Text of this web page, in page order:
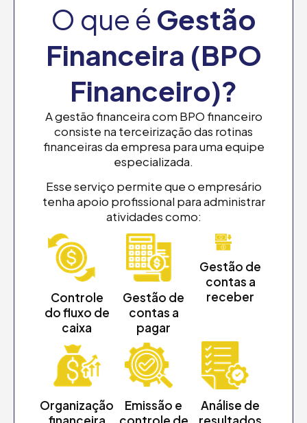
O que é Gestão
Financeira (BPO
Financeiro)?
A gestão financeira com BPO financeiro
consiste na terceirização das rotinas
financeiras da empresa para uma equipe
especializada.
Esse serviço permite que o empresário
tenha apoio profissional para administrar
atividades como:
Controle
do fluxo de
caixa
Gestão de
contas a
pagar
Gestão de
contas a
receber
Organização
Emissão e
Análise de